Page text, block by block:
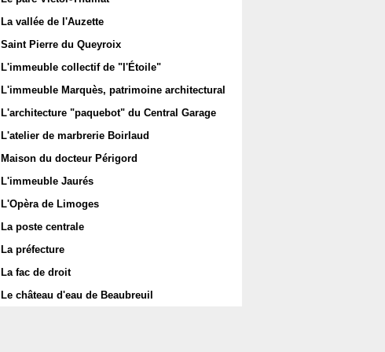
La vallée de l'Auzette
Saint Pierre du Queyroix
L'immeuble collectif de "l'Étoile"
L'immeuble Marquès, patrimoine architectural
L'architecture "paquebot" du Central Garage
L'atelier de marbrerie Boirlaud
Maison du docteur Périgord
L'immeuble Jaurés
L'Opèra de Limoges
La poste centrale
La préfecture
La fac de droit
Le château d'eau de Beaubreuil